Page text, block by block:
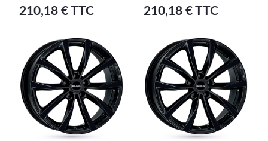
210,18 € TTC 210,18 € TTC